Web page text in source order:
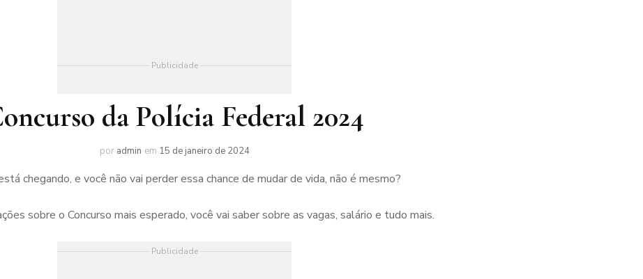
Publicidade
da Polícia Federal 2024
por admin em 15 de janeiro de 2024
chegando, e você não vai perder essa chance de mudar de vida, não é mesmo?
sobre o Concurso mais esperado, você vai saber sobre as vagas, salário e tudo mais.
Publicidade